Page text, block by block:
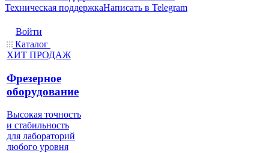
Техническая поддержкаНаписать в Telegram
Войти
Каталог
ХИТ ПРОДАЖ
Фрезерное
оборудование
Высокая точность
и стабильность
для лабораторий
любого уровня